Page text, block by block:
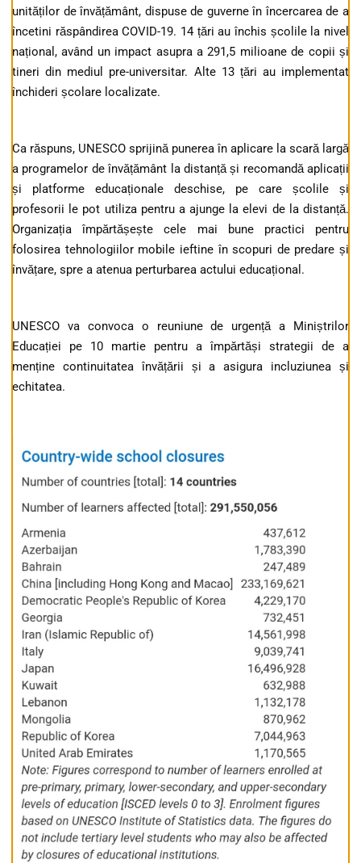
unităților de învățământ, dispuse de guverne în încercarea de a
încetini răspândirea COVID-19. 14 țări au închis școlile la nivel
național, având un impact asupra a 291,5 milioane de copii și
tineri din mediul pre-universitar. Alte 13 țări au implementat
închideri școlare localizate.
Ca răspuns, UNESCO sprijină punerea în aplicare la scară largă
a programelor de învățământ la distanță și recomandă aplicații
și platforme educaționale deschise, pe care școlile și
profesorii le pot utiliza pentru a ajunge la elevi de la distanță.
Organizația împărtășește cele mai bune practici pentru
folosirea tehnologiilor mobile ieftine în scopuri de predare și
învățare, spre a atenua perturbarea actului educațional.
UNESCO va convoca o reuniune de urgență a Miniștrilor
Educației pe 10 martie pentru a împărtăși strategii de a
menține continuitatea învățării și a asigura incluziunea și
echitatea.